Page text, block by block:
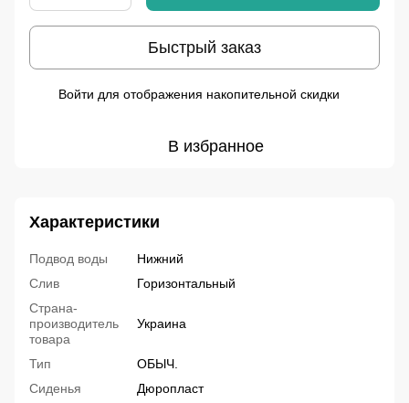
Быстрый заказ
Войти для отображения накопительной скидки
В избранное
Характеристики
Подвод воды
Нижний
Слив
Горизонтальный
Страна-
производитель
товара
Украина
Тип
ОБЫЧ.
Сиденья
Дюропласт